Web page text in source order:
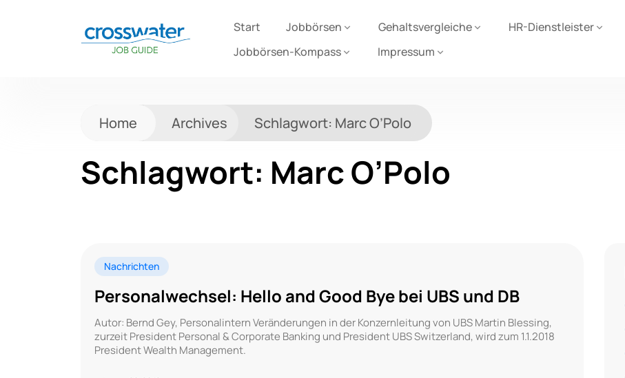
Start Jobbörsen Gehaltsvergleiche HR-Dienstleister
Jobbörsen-Kompass
Impressum
Home Archives Schlagwort: Marc O’Polo
Schlagwort: Marc O’Polo
Nachrichten
Personalwechsel: Hello and Good Bye bei UBS und DB
Autor: Bernd Gey, Personalintern Veränderungen in der Konzernleitung von UBS Martin Blessing,
zurzeit President Personal & Corporate Banking und President UBS Switzerland, wird zum 1.1.2018
President Wealth Management.